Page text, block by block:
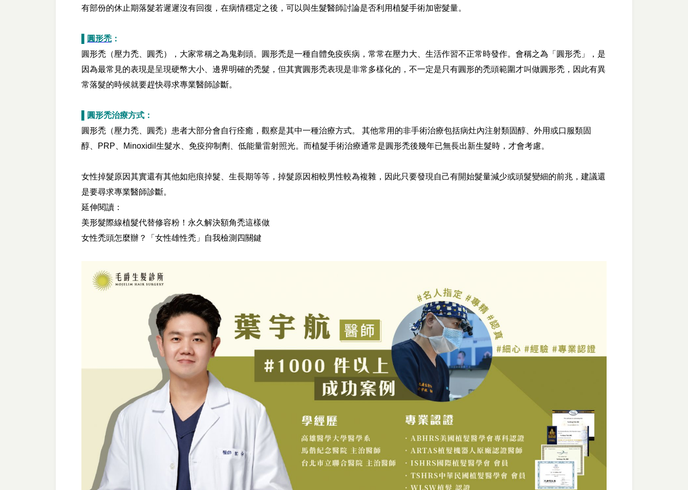
有部份的休止期落髮若遲遲沒有回復，在病情穩定之後，可以與生髮醫師討論是否利用植髮手術加密髮量。
圓形禿：
圓形禿（壓力禿、圓禿），大家常稱之為鬼剃頭。圓形禿是一種自體免疫疾病，常常在壓力大、生活作習不正常時發作。會稱之為「圓形禿」，是
因為最常見的表現是呈現硬幣大小、邊界明確的禿髮，但其實圓形禿表現是非常多樣化的，不一定是只有圓形的禿頭範圍才叫做圓形禿，因此有異
常落髮的時候就要趕快尋求專業醫師診斷。
▌圓形禿治療方式：
圓形禿（壓力禿、圓禿）患者大部分會自行痊癒，觀察是其中一種治療方式。 其他常用的非手術治療包括病灶內注射類固醇、外用或口服類固
醇、PRP、Minoxidil生髮水、免疫抑制劑、低能量雷射照光。而植髮手術治療通常是圓形禿後幾年已無長出新生髮時，才會考慮。
女性掉髮原因其實還有其他如疤痕掉髮、生長期等等，掉髮原因相較男性較為複雜，因此只要發現自己有開始髮量減少或頭髮變細的前兆，建議還
是要尋求專業醫師診斷。
延伸閱讀：
美形髮際線植髮代替修容粉！永久解決額角禿這樣做
女性禿頭怎麼辦？「女性雄性禿」自我檢測四關鍵